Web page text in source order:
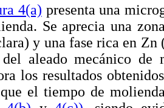
4(a) presenta una
Se aprecia una
y una fase rica en Zn
del aleado mecánico de
los resultados
el tiempo de